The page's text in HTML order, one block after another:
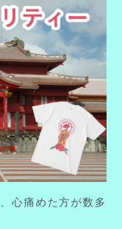
心痛めた方が数多